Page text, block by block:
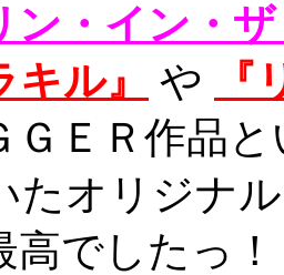
ン・イン・
キル』
や
ＧＥＲ作品
たオリジナ
でしたっ！